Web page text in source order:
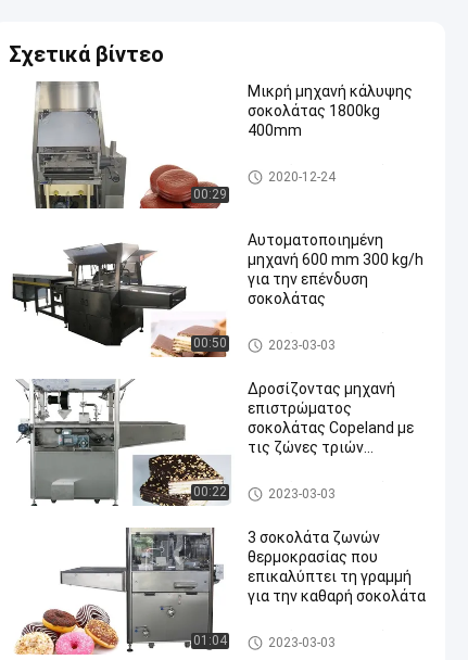
Σχετικά βίντεο
00:29
Μικρή μηχανή κάλυψης
σοκολάτας 1800kg
400mm
Σοκολάτα που επικαλύπτει τ
η μηχανή
2020-12-24
00:50
Αυτοματοποιημένη
μηχανή 600 mm 300 kg/h
για την επένδυση
σοκολάτας
Σοκολάτα που επικαλύπτει τ
η μηχανή
2023-03-03
00:22
Δροσίζοντας μηχανή
επιστρώματος
σοκολάτας Copeland με
τις ζώνες τριών
Σοκολάτα που επικαλύπτει τ
η μηχανή
2023-03-03
01:04
3 σοκολάτα ζωνών
θερμοκρασίας που
επικαλύπτει τη γραμμή
για την καθαρή σοκολάτα
Σοκολάτα που επικαλύπτει τ
η μηχανή
2023-03-03